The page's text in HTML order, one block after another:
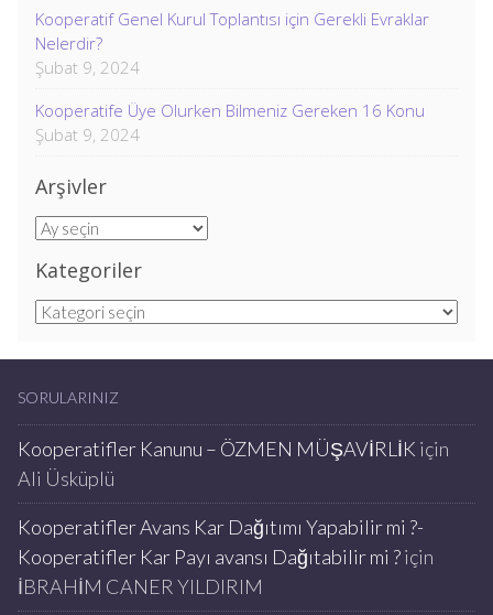
Kooperatif Genel Kurul Toplantısı için Gerekli Evraklar
Nelerdir?
Şubat 9, 2024
Kooperatife Üye Olurken Bilmeniz Gereken 16 Konu
Şubat 9, 2024
Arşivler
Arşivler
Kategoriler
Kategoriler
SORULARINIZ
Kooperatifler Kanunu – ÖZMEN MÜŞAVİRLİK için
Ali Üsküplü
Kooperatifler Avans Kar Dağıtımı Yapabilir mi ?-
Kooperatifler Kar Payı avansı Dağıtabilir mi ?için
İBRAHİM CANER YILDIRIM